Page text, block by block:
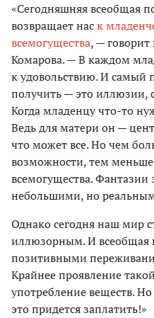
«Сегодняшняя всеобщая
возвращает наск
всемогущества, —
Комарова. — В каждом
к удовольствию. И самый
получить — это иллюзии,
Когда младенцу что-то
Ведь для матери он —
что может все. Но чем
возможности, тем
всемогущества. Фантазии
небольшими, но
Однако сегодня наш мир
иллюзорным. И всеобщая
позитивными
Крайнее проявление
употребление веществ.
это придется заплатить!»